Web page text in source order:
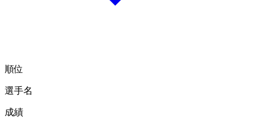
順位
選手名
成績